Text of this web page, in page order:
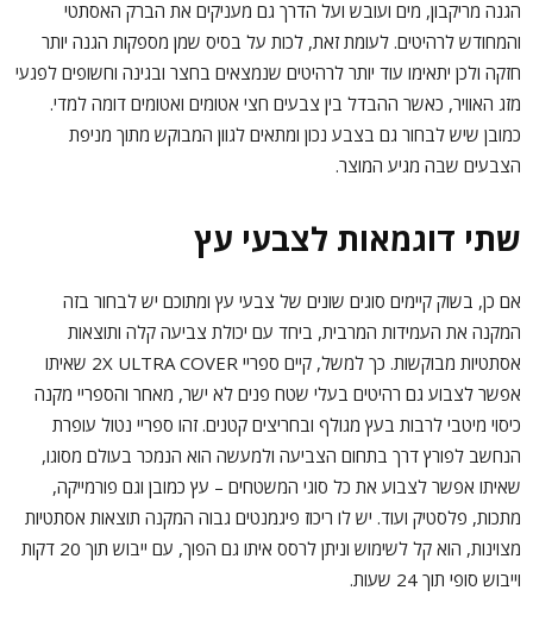
הגנה מריקבון, מים ועובש ועל הדרך גם מעניקים את הברק האסתטי
והמחודש לרהיטים. לעומת זאת, לכות על בסיס שמן מספקות הגנה יותר
חזקה ולכן יתאימו עוד יותר לרהיטים שנמצאים בחצר ובגינה וחשופים לפגעי
מזג האוויר, כאשר ההבדל בין צבעים חצי אטומים ואטומים דומה למדי.
כמובן שיש לבחור גם בצבע נכון ומתאים לגוון המבוקש מתוך מניפת
הצבעים שבה מגיע המוצר.
שתי דוגמאות לצבעי עץ
אם כן, בשוק קיימים סוגים שונים של צבעי עץ ומתוכם יש לבחור בזה
המקנה את העמידות המרבית, ביחד עם יכולת צביעה קלה ותוצאות
אסתטיות מבוקשות. כך למשל, קיים ספריי 2X ULTRA COVER שאיתו
אפשר לצבוע גם רהיטים בעלי שטח פנים לא ישר, מאחר והספריי מקנה
כיסוי מיטבי לרבות בעץ מגולף ובחריצים קטנים. זהו ספריי נטול עופרת
הנחשב לפורץ דרך בתחום הצביעה ולמעשה הוא הנמכר בעולם מסוגו,
שאיתו אפשר לצבוע את כל סוגי המשטחים – עץ כמובן וגם פורמייקה,
מתכות, פלסטיק ועוד. יש לו ריכוז פיגמנטים גבוה המקנה תוצאות אסתטיות
מצוינות, הוא קל לשימוש וניתן לרסס איתו גם הפוך, עם ייבוש תוך 20 דקות
וייבוש סופי תוך 24 שעות.